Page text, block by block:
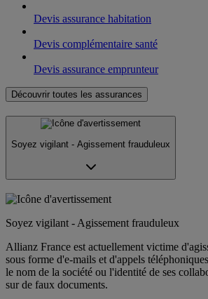
Devis assurance habitation
Devis complémentaire santé
Devis assurance emprunteur
Découvrir toutes les assurances
Soyez vigilant - Agissement frauduleux
Soyez vigilant - Agissement frauduleux
Allianz France est actuellement victime
sous forme d'e-mails et d'appels
le nom de la société ou l'identité de ses
sur de faux documents.